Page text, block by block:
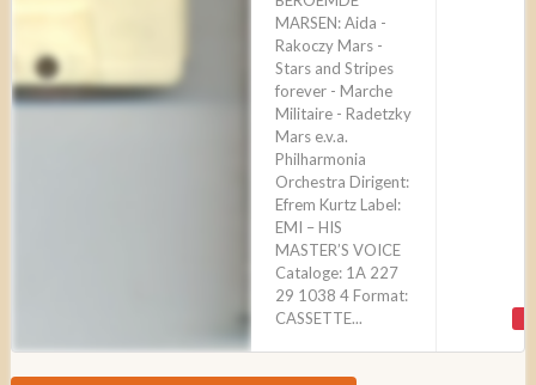
MARSEN: Aida -
Rakoczy Mars -
Stars and Stripes
forever - Marche
Militaire - Radetzky
Mars e.v.a.
Philharmonia
Orchestra Dirigent:
Efrem Kurtz Label:
EMI – HIS
MASTER’S VOICE
Cataloge: 1A 227
29 1038 4 Format:
CASSETTE...